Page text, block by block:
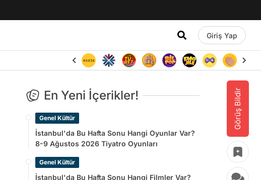
Giriş Yap
Görüş Bildir
En Yeni İçerikler!
Genel Kültür
İstanbul'da Bu Hafta Sonu Hangi Oyunlar Var?
8-9 Ağustos 2026 Tiyatro Oyunları
Genel Kültür
İstanbul'da Bu Hafta Sonu Hangi Filmler Var?